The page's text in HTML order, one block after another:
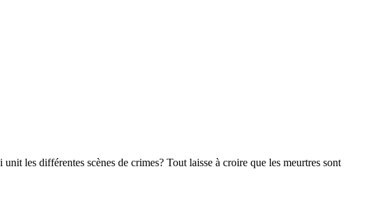
les différentes scènes de crimes? Tout laisse à croire que les meurtres sont